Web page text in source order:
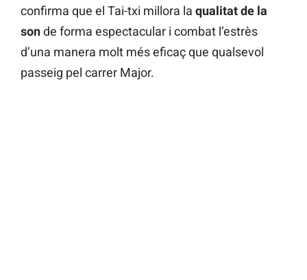
confirma que el Tai-txi millora la qualitat de la
sonde forma espectacular i combat l’estrès
d’una manera molt més eficaç que qualsevol
passeig pel carrer Major.